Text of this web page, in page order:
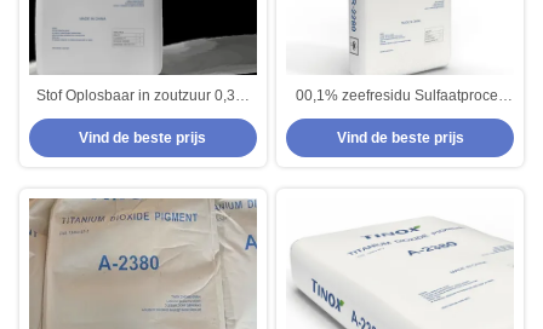
Stof Oplosbaar in zoutzuur 0,3%
Sulfaatproces Titandioxide
Beschikbaar
Vind de beste prijs
00,1% zeefresidu Sulfaatproces
Titaniumdioxide 0,3% Zuur
Oplosbaar in zoutzuur
Vind de beste prijs